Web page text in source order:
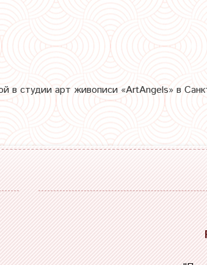
в студии арт живописи «ArtAngels» в